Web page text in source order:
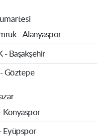
- Alanyaspor
- Başakşehir
Göztepe
Konyaspor
Eyüpspor